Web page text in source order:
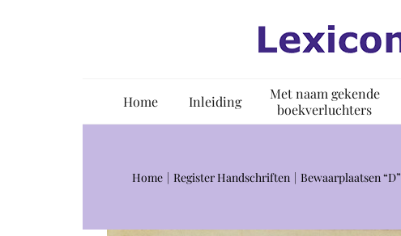
Home Inleiding
Met naam gekende
boekverluchters
Home Register Handschriften Bewaarplaatsen “D”